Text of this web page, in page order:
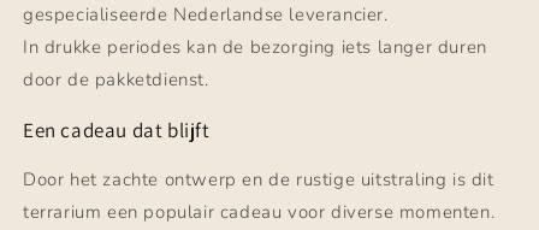
gespecialiseerde Nederlandse leverancier.
In drukke periodes kan de bezorging iets langer duren
door de pakketdienst.
Een cadeau dat blijft
Door het zachte ontwerp en de rustige uitstraling is dit
terrarium een populair cadeau voor diverse momenten.